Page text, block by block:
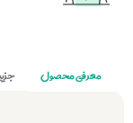
معرفی محصول